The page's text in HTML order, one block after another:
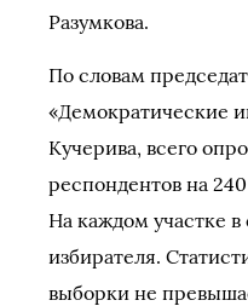
Разумкова.
По словам
«Демократические
Кучерива, всего
респондентов на
На каждом участке
избирателя.
выборки не